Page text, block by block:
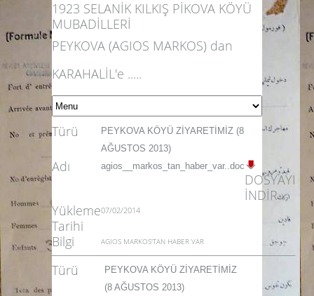
1923 SELANİK KILKIŞ PİKOVA KÖYÜ
MUBADİLLERİ
PEYKOVA (AGIOS MARKOS) dan
KARAHALİL'e .....
Türü
PEYKOVA KÖYÜ ZİYARETİMİZ (8
AĞUSTOS 2013)
Adı agios__markos_tan_haber_var..doc
DOSYAYI
İNDİR
Yükleme
Tarihi
07/02/2014
Bilgi AGIOS MARKOS'TAN HABER VAR
Türü
PEYKOVA KÖYÜ ZİYARETİMİZ
(8 AĞUSTOS 2013)